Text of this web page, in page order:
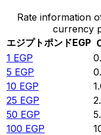
Rate information
currency
エジプトポンドEGP
1 EGP
5 EGP
10 EGP
25 EGP
50 EGP
100 EGP